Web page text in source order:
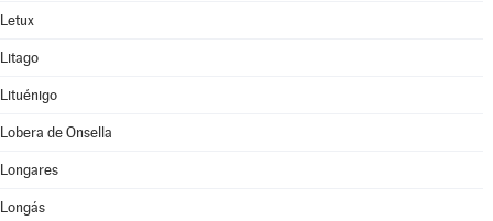
Letux
Litago
Lituénigo
Lobera de Onsella
Longares
Longás